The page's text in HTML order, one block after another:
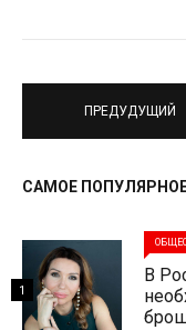
ПРЕДУДУЩИЙ
САМОЕ
В
1